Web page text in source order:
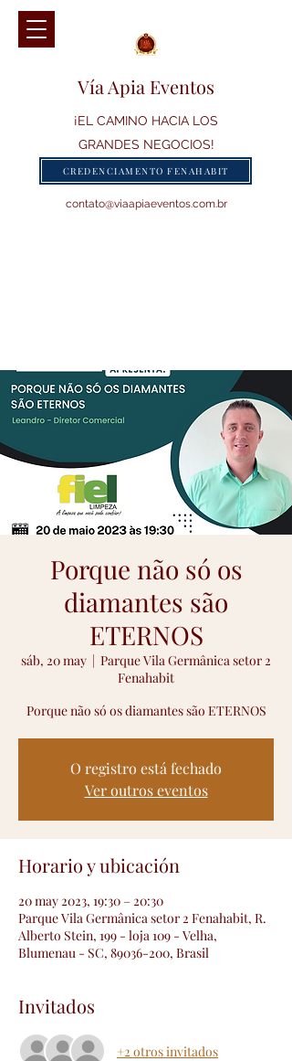
Vía Apia Eventos
¡EL CAMINO HACIA LOS
GRANDES NEGOCIOS!
contato@viaapiaeventos.com.br
CREDENCIAMENTO FENAHABIT
Porque não só os
diamantes são
ETERNOS
sáb, 20 may
  |
Parque Vila Germânica setor 2
Fenahabit
Porque não só os diamantes são ETERNOS
O registro está fechado
Ver outros eventos
Horario y ubicación
20 may 2023, 19:30 – 20:30
Parque Vila Germânica setor 2 Fenahabit, R.
Alberto Stein, 199 - loja 109 - Velha,
Blumenau - SC, 89036-200, Brasil
Invitados
+2 otros invitados